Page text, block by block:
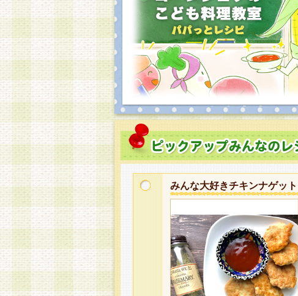
みんな大好きチキンナゲット